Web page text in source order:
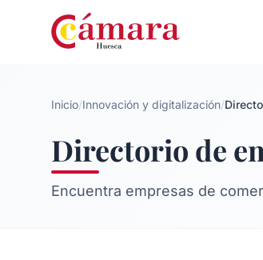
Inicio/Innovación y digitalización/
Directorio de
Encuentra empresas de